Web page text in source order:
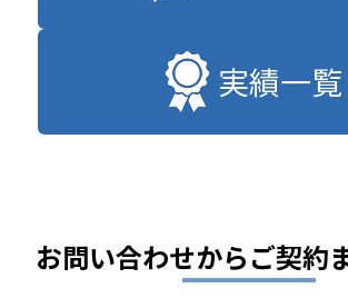
実績一覧
お問い合わせからご契約